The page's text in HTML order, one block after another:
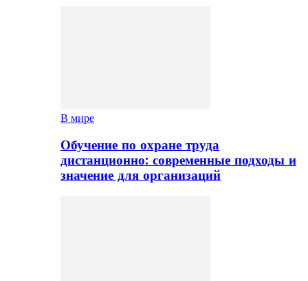
В мире
Обучение по охране труда
дистанционно: современные подходы и
значение для организаций